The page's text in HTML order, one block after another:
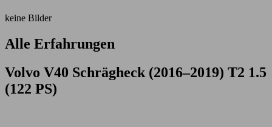
keine Bilder
Alle Erfahrungen
Volvo V40 Schrägheck (2016–2019) T2 1.5
(122 PS)